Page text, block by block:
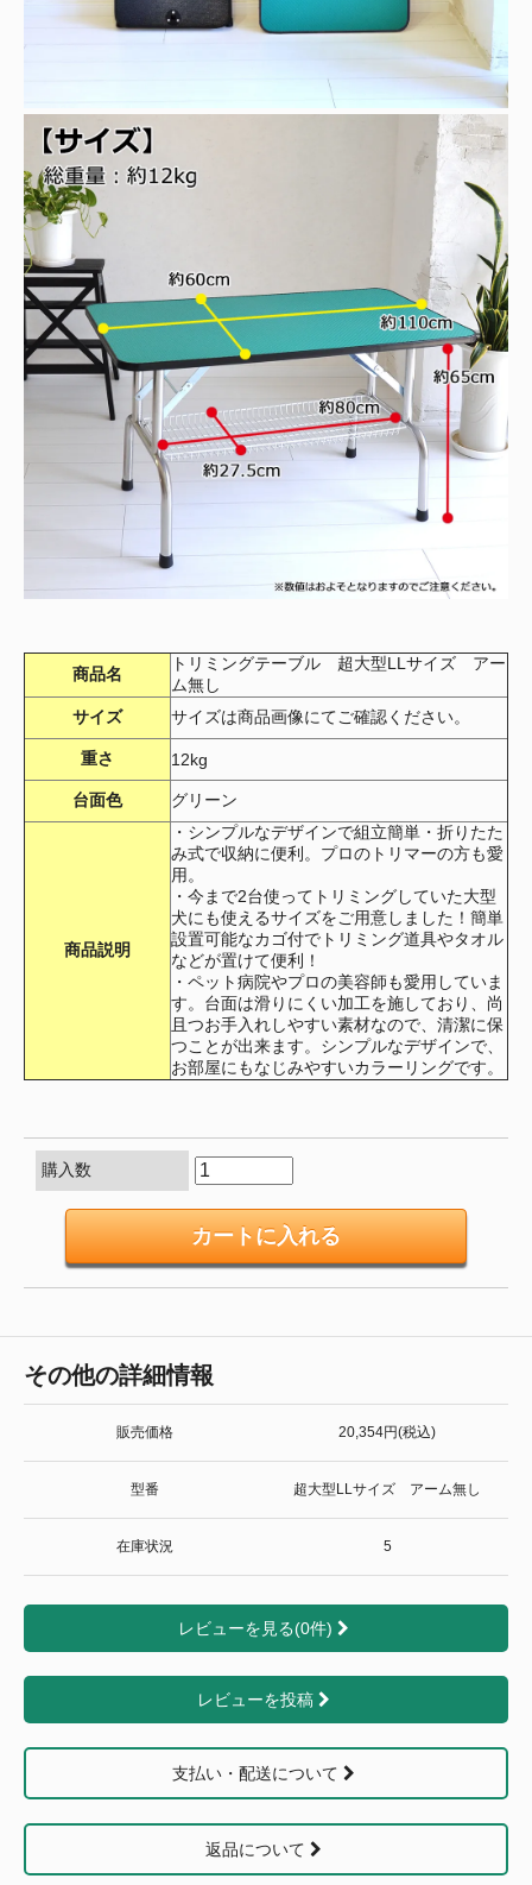
商品名
トリミングテーブル 超大型LLサイズ アー
ム無し
サイズ
サイズは商品画像にてご確認ください。
重さ 12kg
台面色 グリーン
商品説明
・シンプルなデザインで組立簡単・折りたた
み式で収納に便利。プロのトリマーの方も愛
用。
・今まで2台使ってトリミングしていた大型
犬にも使えるサイズをご用意しました！簡単
設置可能なカゴ付でトリミング道具やタオル
などが置けて便利！
・ペット病院やプロの美容師も愛用していま
す。台面は滑りにくい加工を施しており、尚
且つお手入れしやすい素材なので、清潔に保
つことが出来ます。シンプルなデザインで、
お部屋にもなじみやすいカラーリングです。
購入数
その他の詳細情報
販売価格 20,354円(税込)
型番 超大型LLサイズ アーム無し
在庫状況 5
レビューを見る(0件)
レビューを投稿
支払い・配送について
返品について